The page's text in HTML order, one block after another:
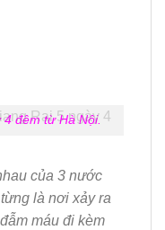
đêm từ Hà Nội.
của 3 nước
là nơi xảy ra
đẫm máu đi kèm